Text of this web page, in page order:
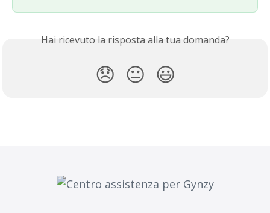
Hai ricevuto la risposta alla tua domanda?
😞 😐 😃